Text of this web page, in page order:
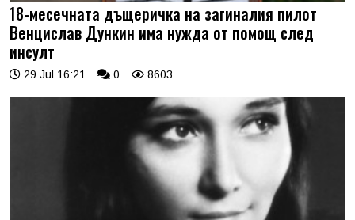
18-месечната дъщеричка на загиналия пилот
Венцислав Дункин има нужда от помощ след
инсулт
29 Jul 16:21 0 8603